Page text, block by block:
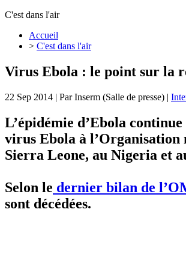
C'est dans l'air
Accueil
> C'est dans l'air
Virus Ebola : le point sur la
22 Sep 2014 | ParInserm (Salle de presse) |
L’épidémie d’Ebola
virus Ebola à l’Organisation
Sierra Leone, au Nigeria et
Selon le dernier bilan de
sont décédées.